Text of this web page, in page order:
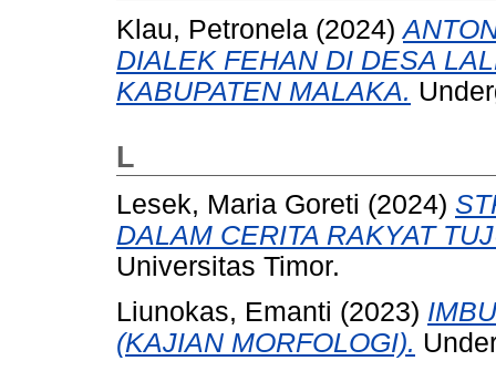
Klau, Petronela (2024)
DIALEK FEHAN DI DESA
KABUPATEN MALAKA.
L
Lesek, Maria Goreti (2024)
DALAM CERITA RAKYAT
Universitas Timor.
Liunokas, Emanti (2023)
(KAJIAN MORFOLOGI).